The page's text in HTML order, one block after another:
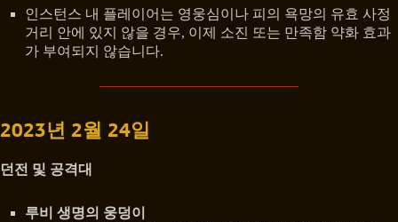
인스턴스 내 플레이어는 영웅심이나 피의 욕망의 유효 사정
거리 안에 있지 않을 경우, 이제 소진 또는 만족함 약화 효과
가 부여되지 않습니다.
2023년 2월 24일
던전 및 공격대
루비 생명의 웅덩이